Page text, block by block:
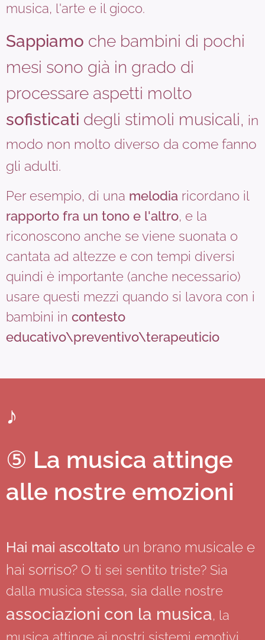
musica, l'arte e il gioco.
Sappiamo che bambini di pochi
mesi sono già in grado di
processare aspetti molto
sofisticati degli stimoli musicali, in
modo non molto diverso da come fanno
gli adulti.
Per esempio, di una melodia ricordano il
rapporto fra un tono e l'altro, e la
riconoscono anche se viene suonata o
cantata ad altezze e con tempi diversi
quindi è importante (anche necessario)
usare questi mezzi quando si lavora con i
bambini in contesto
educativo\preventivo\terapeuticio
♪
⑤ La musica attinge
alle nostre emozioni
Hai mai ascoltato un brano musicale e
hai sorriso? O ti sei sentito triste? Sia
dalla musica stessa, sia dalle nostre
associazioni con la musica, la